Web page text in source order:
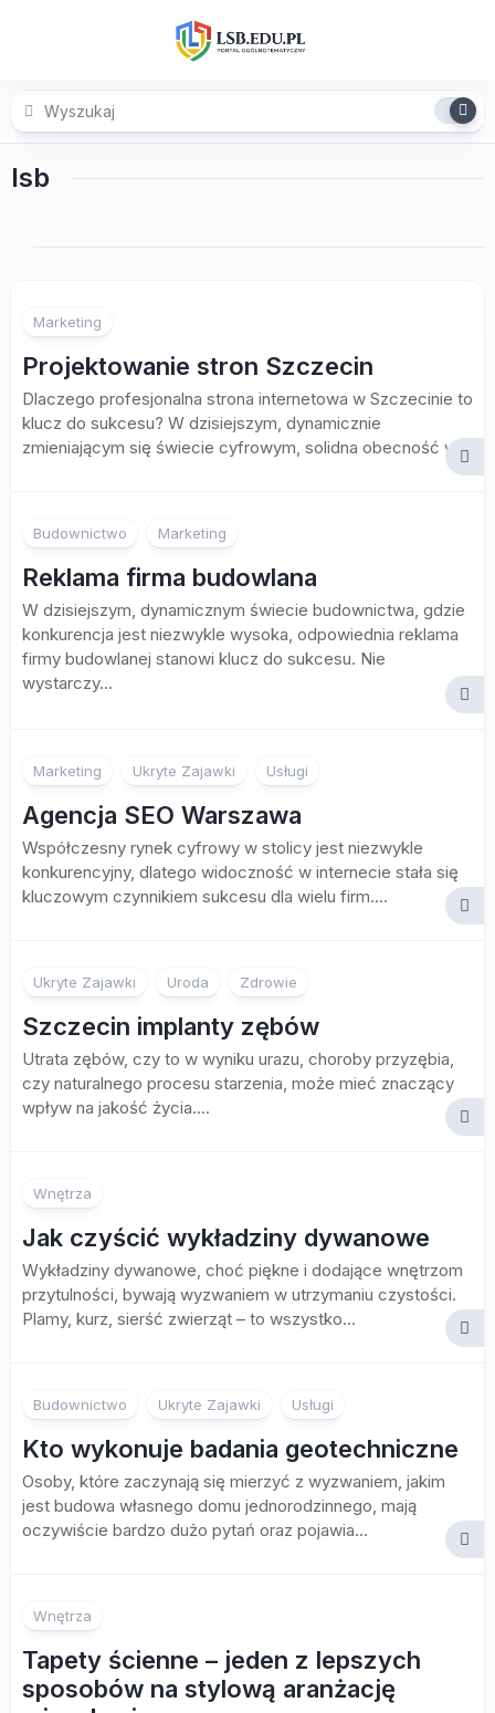
lsb
Marketing
Projektowanie stron Szczecin
Dlaczego profesjonalna strona internetowa w Szczecinie to
klucz do sukcesu? W dzisiejszym, dynamicznie
zmieniającym się świecie cyfrowym, solidna obecność w...
Budownictwo Marketing
Reklama firma budowlana
W dzisiejszym, dynamicznym świecie budownictwa, gdzie
konkurencja jest niezwykle wysoka, odpowiednia reklama
firmy budowlanej stanowi klucz do sukcesu. Nie
wystarczy...
Marketing Ukryte Zajawki Usługi
Agencja SEO Warszawa
Współczesny rynek cyfrowy w stolicy jest niezwykle
konkurencyjny, dlatego widoczność w internecie stała się
kluczowym czynnikiem sukcesu dla wielu firm....
Ukryte Zajawki Uroda Zdrowie
Szczecin implanty zębów
Utrata zębów, czy to w wyniku urazu, choroby przyzębia,
czy naturalnego procesu starzenia, może mieć znaczący
wpływ na jakość życia....
Wnętrza
Jak czyścić wykładziny dywanowe
Wykładziny dywanowe, choć piękne i dodające wnętrzom
przytulności, bywają wyzwaniem w utrzymaniu czystości.
Plamy, kurz, sierść zwierząt – to wszystko...
Budownictwo Ukryte Zajawki Usługi
Kto wykonuje badania geotechniczne
Osoby, które zaczynają się mierzyć z wyzwaniem, jakim
jest budowa własnego domu jednorodzinnego, mają
oczywiście bardzo dużo pytań oraz pojawia...
Wnętrza
Tapety ścienne – jeden z lepszych
sposobów na stylową aranżację